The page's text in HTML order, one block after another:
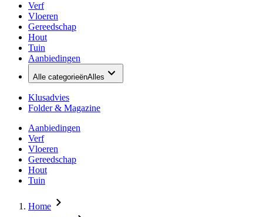
Verf
Vloeren
Gereedschap
Hout
Tuin
Aanbiedingen
Alle categorieënAlles
Klusadvies
Folder & Magazine
Aanbiedingen
Verf
Vloeren
Gereedschap
Hout
Tuin
Home